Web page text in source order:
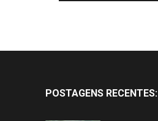
POSTAGENS RECENTES: